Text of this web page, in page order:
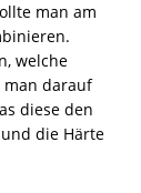
man am
welche
man darauf
diese den
die Härte